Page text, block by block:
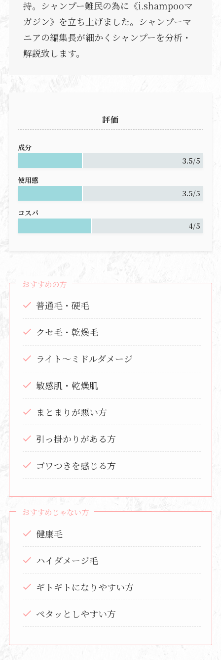
持。シャンプー難民の為に《i.shampooマ
ガジン》を立ち上げました。シャンプーマ
ニアの編集長が細かくシャンプーを分析・
解説致します。
評価
成分
3.5/5
使用感
3.5/5
コスパ
4/5
おすすめの方
普通毛・硬毛
クセ毛・乾燥毛
ライト〜ミドルダメージ
敏感肌・乾燥肌
まとまりが悪い方
引っ掛かりがある方
ゴワつきを感じる方
おすすめじゃない方
健康毛
ハイダメージ毛
ギトギトになりやすい方
ペタッとしやすい方